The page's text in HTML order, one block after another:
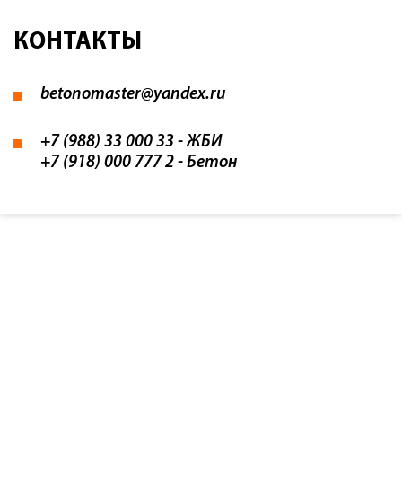
КОНТАКТЫ
betonomaster@yandex.ru
+7 (988) 33 000 33 - ЖБИ
+7 (918) 000 777 2 - Бетон